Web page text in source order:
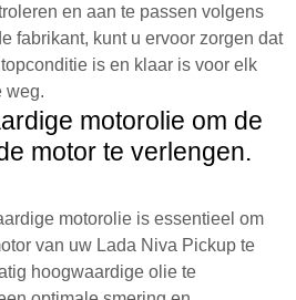
en aan te passen volgens
fabrikant, kunt u ervoor zorgen dat
is en klaar is voor elk
weg.
motorolie om de
motor te verlengen.
motorolie is essentieel om
van uw Lada Niva Pickup te
hoogwaardige olie te